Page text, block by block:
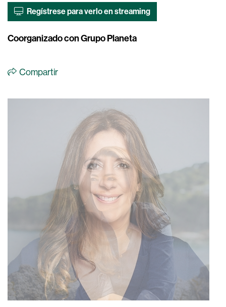
Regístrese para verlo en streaming
Coorganizado con Grupo Planeta
Compartir